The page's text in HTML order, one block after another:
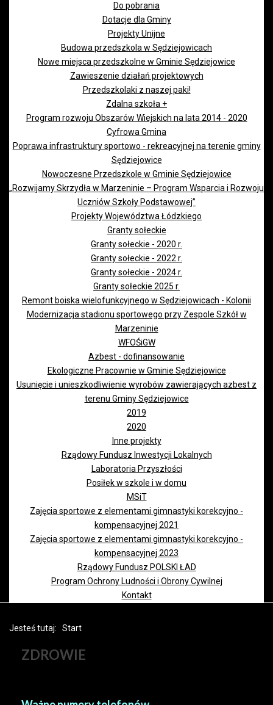
Do pobrania
Dotacje dla Gminy
Projekty Unijne
Budowa przedszkola w Sędziejowicach
Nowe miejsca przedszkolne w Gminie Sędziejowice
Zawieszenie działań projektowych
Przedszkolaki z naszej paki!
Zdalna szkoła +
Program rozwoju Obszarów Wiejskich na lata 2014 - 2020
Cyfrowa Gmina
Poprawa infrastruktury sportowo - rekreacyjnej na terenie gminy
Sędziejowice
Nowoczesne Przedszkole w Gminie Sędziejowice
„Rozwijamy Skrzydła w Marzeninie – Program Wsparcia i Rozwoju
Uczniów Szkoły Podstawowej”
Projekty Województwa Łódzkiego
Granty sołeckie
Granty sołeckie - 2020 r.
Granty sołeckie - 2022 r.
Granty sołeckie - 2024 r.
Granty sołeckie 2025 r.
Remont boiska wielofunkcyjnego w Sędziejowicach - Kolonii
Modernizacja stadionu sportowego przy Zespole Szkół w
Marzeninie
WFOŚiGW
Azbest - dofinansowanie
Ekologiczne Pracownie w Gminie Sędziejowice
Usunięcie i unieszkodliwienie wyrobów zawierających azbest z
terenu Gminy Sędziejowice
2019
2020
Inne projekty
Rządowy Fundusz Inwestycji Lokalnych
Laboratoria Przyszłości
Posiłek w szkole i w domu
MSiT
Zajęcia sportowe z elementami gimnastyki korekcyjno -
kompensacyjnej 2021
Zajęcia sportowe z elementami gimnastyki korekcyjno -
kompensacyjnej 2023
Rządowy Fundusz POLSKI ŁAD
Program Ochrony Ludności i Obrony Cywilnej
Kontakt
Jesteś tutaj: Start
ZDROWIE